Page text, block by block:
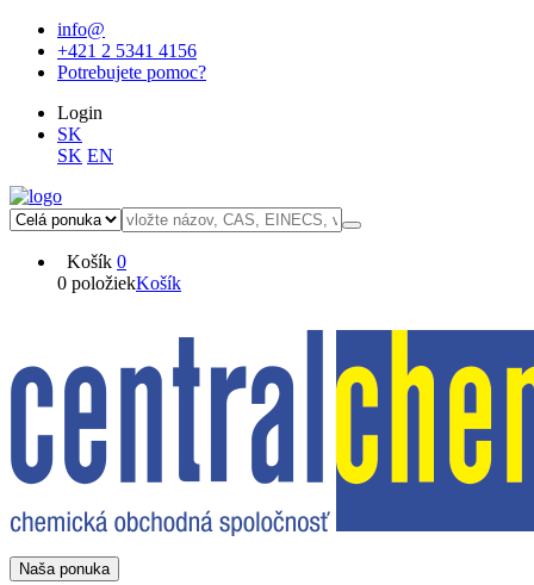
info@
+421 2 5341 4156
Potrebujete pomoc?
Login
SK
SK EN
Košík 0
0 položiekKošík
Naša ponuka